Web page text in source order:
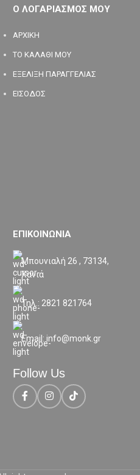
Ο ΛΟΓΑΡΙΑΣΜΟΣ ΜΟΥ
ΑΡΧΙΚΗ
ΤΟ ΚΑΛΑΘΙ ΜΟΥ
ΕΞΕΛΙΞΗ ΠΑΡΑΓΓΕΛΙΑΣ
ΕΙΣΟΔΟΣ
ΕΠΙΚΟΙΝΩΝΙΑ
Μπουνιαλή 26 , 73134,
Χανιά
Τηλ.: 2821 821764
Email: info@monk.gr
Follow Us